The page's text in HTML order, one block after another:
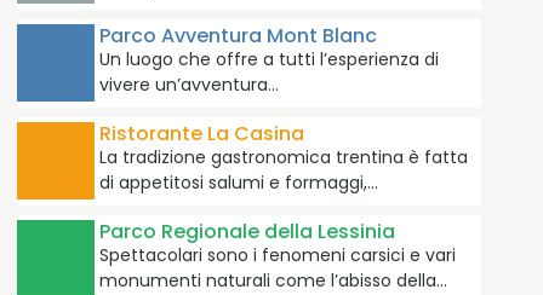
Parco Avventura Mont Blanc
Un luogo che offre a tutti l’esperienza di
vivere un’avventura…
Ristorante La Casina
La tradizione gastronomica trentina è fatta
di appetitosi salumi e formaggi,…
Parco Regionale della Lessinia
Spettacolari sono i fenomeni carsici e vari
monumenti naturali come l’abisso della…